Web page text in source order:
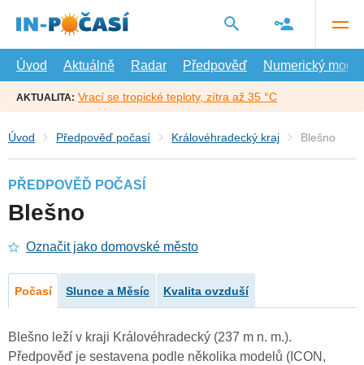
hlavní
Úvod
Aktuálně Radar Předpověď Numerický model
AKTUALITA: Vrací se tropické teploty, zítra až 35 °C
Úvod Předpověď počasí Královéhradecký kraj Blešno
PŘEDPOVĚĎ POČASÍ
Blešno
Označit jako domovské město
Počasí Slunce a Měsíc Kvalita ovzduší
Blešno leží v kraji Královéhradecký (237 m n. m.).
Předpověď je sestavena podle několika modelů (ICON,